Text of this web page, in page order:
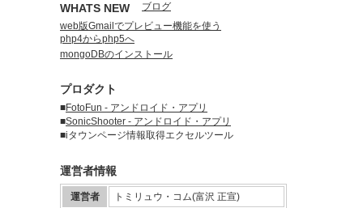
WHATS NEW
ブログ
web版Gmailでプレビュー機能を使う
php4からphp5へ
mongoDBのインストール
プロダクト
■FotoFun - アンドロイド・アプリ
■SonicShooter - アンドロイド・アプリ
■iタウンページ情報取得エクセルツール
運営者情報
運営者 トミリュウ・コム(富沢 正宣)